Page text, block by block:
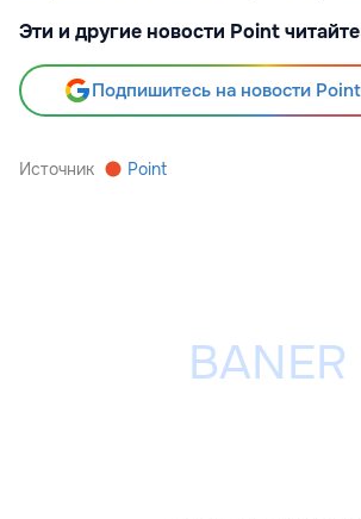
Эти и другие новости Point
Подпишитесь на новости
Источник Point